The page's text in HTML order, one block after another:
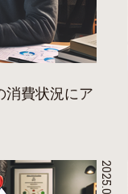
消費状況にア